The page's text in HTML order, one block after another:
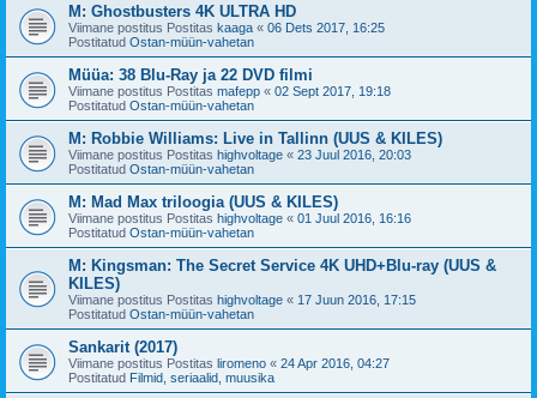
M: Ghostbusters 4K ULTRA HD
Viimane postitus Postitas kaaga « 06 Dets 2017, 16:25
Postitatud Ostan-müün-vahetan
Müüa: 38 Blu-Ray ja 22 DVD filmi
Viimane postitus Postitas mafepp « 02 Sept 2017, 19:18
Postitatud Ostan-müün-vahetan
M: Robbie Williams: Live in Tallinn (UUS & KILES)
Viimane postitus Postitas highvoltage « 23 Juul 2016, 20:03
Postitatud Ostan-müün-vahetan
M: Mad Max triloogia (UUS & KILES)
Viimane postitus Postitas highvoltage « 01 Juul 2016, 16:16
Postitatud Ostan-müün-vahetan
M: Kingsman: The Secret Service 4K UHD+Blu-ray (UUS &
KILES)
Viimane postitus Postitas highvoltage « 17 Juun 2016, 17:15
Postitatud Ostan-müün-vahetan
Sankarit (2017)
Viimane postitus Postitas liromeno « 24 Apr 2016, 04:27
Postitatud Filmid, seriaalid, muusika